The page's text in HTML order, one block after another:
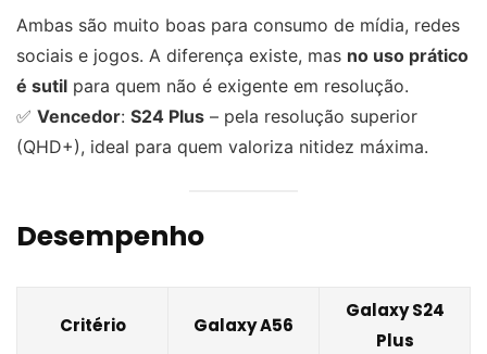
Ambas são muito boas para consumo de mídia, redes
sociais e jogos. A diferença existe, mas no uso prático
é sutil para quem não é exigente em resolução.
✅ Vencedor: S24 Plus – pela resolução superior
(QHD+), ideal para quem valoriza nitidez máxima.
Desempenho
Critério Galaxy A56
Galaxy S24
Plus